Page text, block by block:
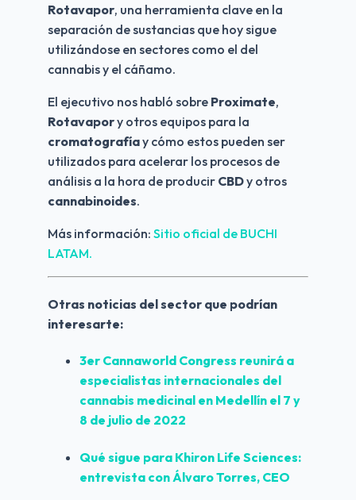
Rotavapor, una herramienta clave en la
separación de sustancias que hoy sigue
utilizándose en sectores como el del
cannabis y el cáñamo.
El ejecutivo nos habló sobre Proximate
Rotavapor
cromatografía y cómo estos pueden ser
utilizados para acelerar los procesos de
análisis a la hora de producir CBD
cannabinoides.
Más información: Sitio oficial de BUCHI
LATAM.
Otras noticias del sector que podrían
interesarte:
3er Cannaworld Congress reunirá a
especialistas internacionales del
cannabis medicinal en Medellín el 7 y
8 de julio de 2022
Qué sigue para Khiron Life Sciences:
entrevista con Álvaro Torres, CEO